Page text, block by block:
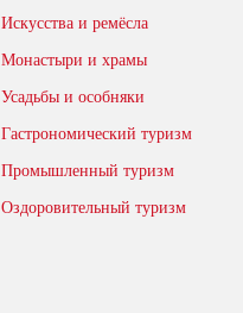
Искусства и ремёсла
Монастыри и храмы
Усадьбы и особняки
Гастрономический туризм
Промышленный туризм
Оздоровительный туризм